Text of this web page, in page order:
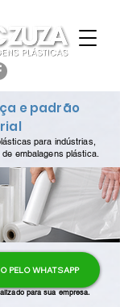
e padrão
para indústrias,
embalagens plástica.
PELO WHATSAPP
para sua empresa.